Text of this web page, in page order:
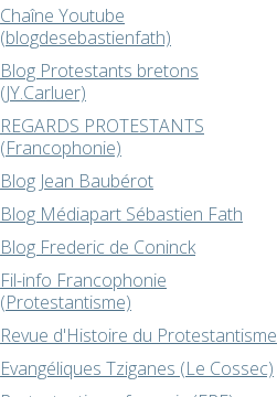
Chaîne Youtube
(blogdesebastienfath)
Blog Protestants bretons
(JY.Carluer)
REGARDS PROTESTANTS
(Francophonie)
Blog Jean Baubérot
Blog Médiapart Sébastien Fath
Blog Frederic de Coninck
Fil-info Francophonie
(Protestantisme)
Revue d'Histoire du Protestantisme
Evangéliques Tziganes (Le Cossec)